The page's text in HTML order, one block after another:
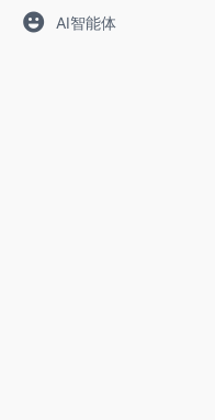
AI智能体